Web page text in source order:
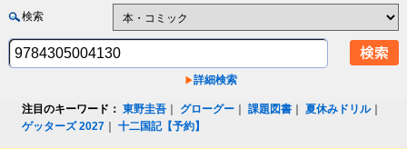
検索
詳細検索
注目のキーワード： 東野圭吾 グローグー ｜課題図書 ｜夏休みドリル｜
ゲッターズ 2027 ｜十二国記【予約】